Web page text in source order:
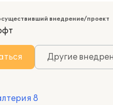
внедрение/проект
Другие
8